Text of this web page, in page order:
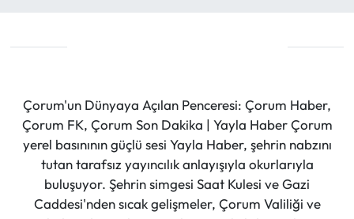
Çorum'un Dünyaya Açılan Penceresi: Çorum Haber,
Çorum FK, Çorum Son Dakika | Yayla Haber Çorum
yerel basınının güçlü sesi Yayla Haber, şehrin nabzını
tutan tarafsız yayıncılık anlayışıyla okurlarıyla
buluşuyor. Şehrin simgesi Saat Kulesi ve Gazi
Caddesi'nden sıcak gelişmeler, Çorum Valiliği ve